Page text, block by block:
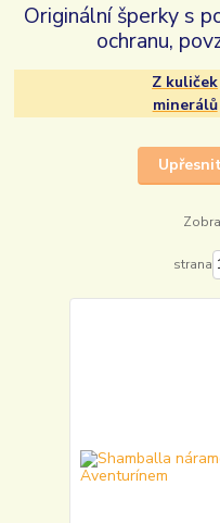
Originální šperky s
ochranu,
Z kuliček
minerálů
strana